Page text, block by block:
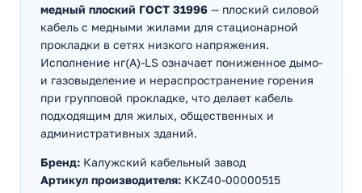
медный плоский ГОСТ 31996 — плоский силовой
кабель с медными жилами для стационарной
прокладки в сетях низкого напряжения.
Исполнение нг(А)-LS означает пониженное дымо-
и газовыделение и нераспространение горения
при групповой прокладке, что делает кабель
подходящим для жилых, общественных и
административных зданий.
Бренд: Калужский кабельный завод
Артикул производителя: KKZ40-00000515